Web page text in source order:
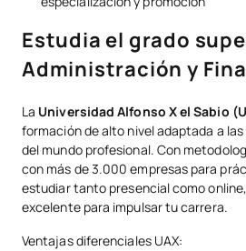
Estudia el grado
Administración y
La Universidad Alfonso X el Sabio
formación de alto nivel adaptada a
del mundo profesional. Con
con más de 3.000 empresas para
estudiar tanto presencial como
excelente para impulsar tu carrera.
Ventajas diferenciales UAX: